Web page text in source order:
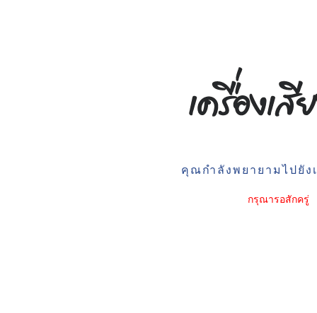
คุณกำลังพยายามไปยัง
กรุณารอสักครู่